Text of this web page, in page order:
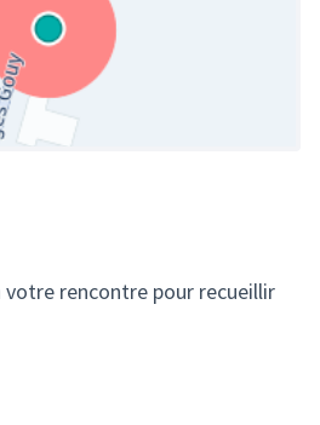
votre rencontre pour recueillir